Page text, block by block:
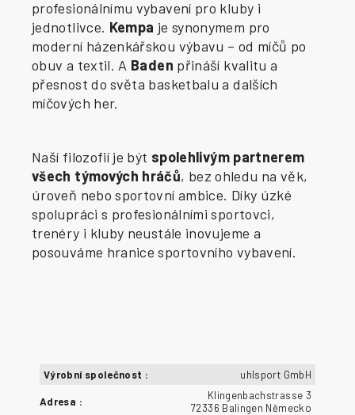
profesionálnímu vybavení pro kluby i
jednotlivce. Kempa je synonymem pro
moderní házenkářskou výbavu – od míčů po
obuv a textil. A Baden přináší kvalitu a
přesnost do světa basketbalu a dalších
míčových her.
Naší filozofií je být spolehlivým partnerem
všech týmových hráčů, bez ohledu na věk,
úroveň nebo sportovní ambice. Díky úzké
spolupráci s profesionálními sportovci,
trenéry i kluby neustále inovujeme a
posouváme hranice sportovního vybavení.
Výrobní společnost : uhlsport GmbH
Adresa :
Klingenbachstrasse 3
72336 Balingen Německo